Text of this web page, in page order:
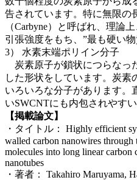
告されています。特に無限の
（Carbyne）と呼ばれ、理論
引張強度をもち、”最も硬い物
3） 水素末端ポリイン分子
炭素原子が鎖状につらなっ
した形状をしています。炭素
いろいろな分子があります。
いSWCNTにも内包されやす
【掲載論文】
・タイトル： Highly efficient
walled carbon nanowires
molecules into long linear carbon
nanotubes
・著者： Takahiro Maruyama,